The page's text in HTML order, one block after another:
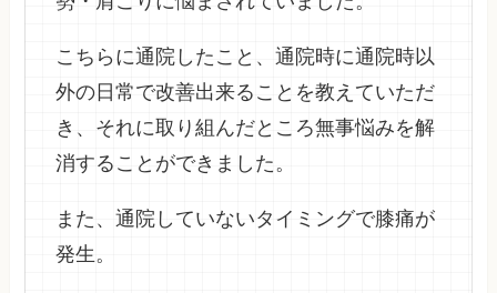
こちらに通院したこと、通院時に通院時以
外の日常で改善出来ることを教えていただ
き、それに取り組んだところ無事悩みを解
消することができました。
また、通院していないタイミングで膝痛が
発生。